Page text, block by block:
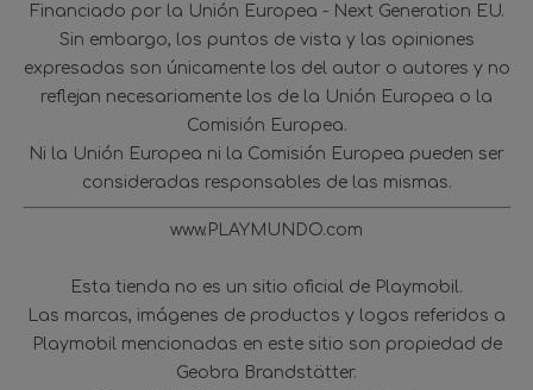
Financiado por la Unión Europea - Next Generation EU.
Sin embargo, los puntos de vista y las opiniones
expresadas son únicamente los del autor o autores y no
reflejan necesariamente los de la Unión Europea o la
Comisión Europea.
Ni la Unión Europea ni la Comisión Europea pueden ser
consideradas responsables de las mismas.
www.PLAYMUNDO.com
Esta tienda no es un sitio oficial de Playmobil.
Las marcas, imágenes de productos y logos referidos a
Playmobil mencionadas en este sitio son propiedad de
Geobra Brandstätter.